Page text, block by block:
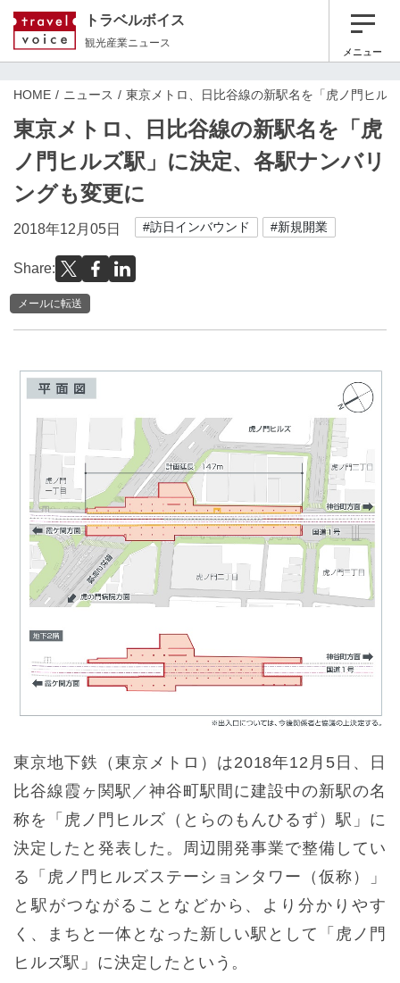
トラベルボイス
観光産業ニュース
メニュー
HOME ニュース 東京メトロ、日比谷線の新駅名を「虎ノ門ヒル
東京メトロ、日比谷線の新駅名を「虎
ノ門ヒルズ駅」に決定、各駅ナンバリ
ングも変更に
2018年12月05日 #訪日インバウンド #新規開業
Share:
メールに転送
東京地下鉄（東京メトロ）は2018年12月5日、日
比谷線霞ヶ関駅／神谷町駅間に建設中の新駅の名
称を「虎ノ門ヒルズ（とらのもんひるず）駅」に
決定したと発表した。周辺開発事業で整備してい
る「虎ノ門ヒルズステーションタワー（仮称）」
と駅がつながることなどから、より分かりやす
く、まちと一体となった新しい駅として「虎ノ門
ヒルズ駅」に決定したという。